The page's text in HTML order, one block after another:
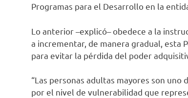
Programas para el Desarrollo en la
Lo anterior –explicó– obedece a la
a incrementar, de manera gradual, esta
para evitar la pérdida del poder
“Las personas adultas mayores son
por el nivel de vulnerabilidad que